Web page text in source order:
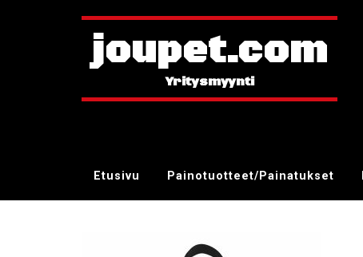
joupet.com
Etusivu Painotuotteet/Painatukset